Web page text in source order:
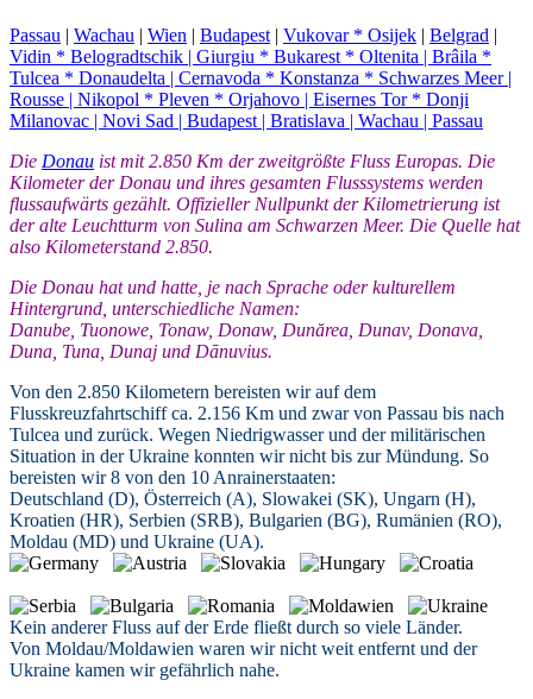
Passau | Wachau | Wien | Budapest | Vukovar * Osijek | Belgrad |
Vidin * Belogradtschik | Giurgiu * Bukarest * Oltenita | Brâila *
Tulcea * Donaudelta | Cernavoda * Konstanza * Schwarzes Meer|
Rousse | Nikopol * Pleven * Orjahovo | Eisernes Tor * Donji
Milanovac | Novi Sad | Budapest | Bratislava | Wachau | Passau
Die Donau ist mit 2.850 Km der zweitgrößte Fluss Europas. Die
Kilometer der Donau und ihres gesamten Flusssystems werden
flussaufwärts gezählt. Offizieller Nullpunkt der Kilometrierung ist
der alte Leuchtturm von Sulina am Schwarzen Meer. Die Quelle hat
also Kilometerstand 2.850.
Die Donau hat und hatte, je nach Sprache oder kulturellem
Hintergrund, unterschiedliche Namen:
Danube, Tuonowe, Tonaw, Donaw, Dunărea, Dunav, Donava,
Duna, Tuna, Dunaj und Dānuvius.
Von den 2.850 Kilometern bereisten wir auf dem
Flusskreuzfahrtschiff ca. 2.156 Km und zwar von Passau bis nach
Tulcea und zurück. Wegen Niedrigwasser und der militärischen
Situation in der Ukraine konnten wir nicht bis zur Mündung. So
bereisten wir 8 von den 10 Anrainerstaaten:
Deutschland (D), Österreich (A), Slowakei (SK), Ungarn (H),
Kroatien (HR), Serbien (SRB), Bulgarien (BG), Rumänien (RO),
Moldau (MD) und Ukraine (UA).
Kein anderer Fluss auf der Erde fließt durch so viele Länder.
Von Moldau/Moldawien waren wir nicht weit entfernt und der
Ukraine kamen wir gefährlich nahe.